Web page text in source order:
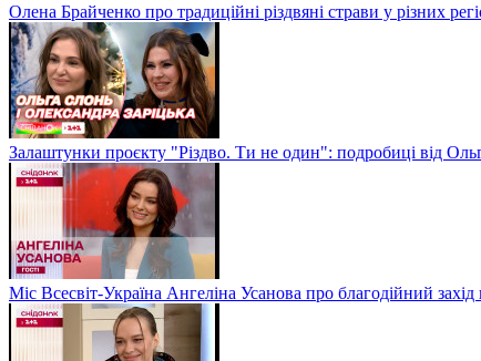
Олена Брайченко про традиційні різдвяні страви у різних
Залаштунки проєкту "Різдво. Ти не один": подробиці від
Міс Всесвіт-Україна Ангеліна Усанова про благодійний захід